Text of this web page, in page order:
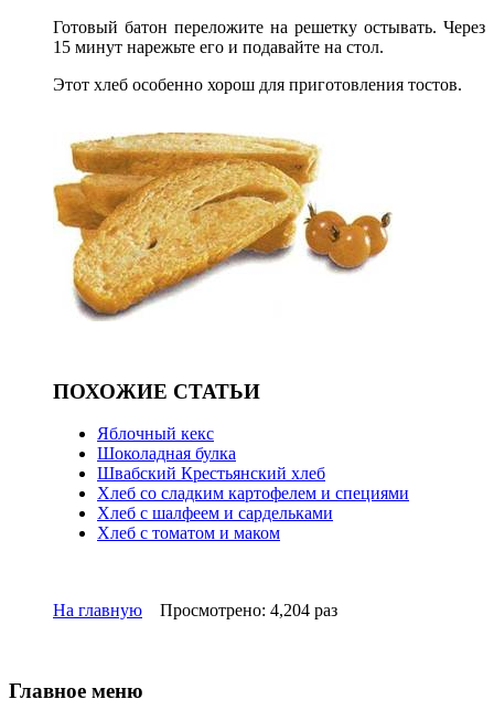
Готовый батон переложите на решетку остывать. Через
15 минут нарежьте его и подавайте на стол.
Этот хлеб особенно хорош для приготовления тостов.
ПОХОЖИЕ СТАТЬИ
Яблочный кекс
Шоколадная булка
Швабский Крестьянский хлеб
Хлеб со сладким картофелем и специями
Хлеб с шалфеем и сардельками
Хлеб с томатом и маком
На главную Просмотрено: 4,204 раз
Главное меню